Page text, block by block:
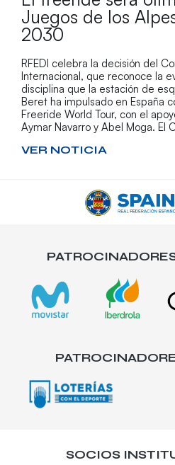
Juegos de los
2030
RFEDI celebra la decisión del
Internacional, que reconoce la
disciplina que la estación de
Beret ha impulsado en España
Freeride World Tour, con el
Aymar Navarro y Abel Moga. El
VER NOTICIA
SOCIOS